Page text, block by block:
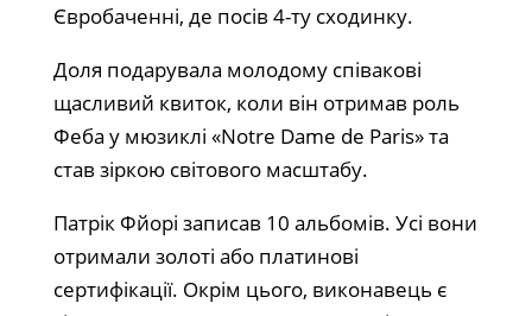
Євробаченні, де посів 4-ту сходинку.​​
Доля подарувала молодому співакові
щасливий квиток, коли він отримав роль ​
Феба у мюзиклі «Notre Dame de Paris» та
став зіркою світового масштабу.​
Патрік Фйорі записав 10 альбомів. Усі вони
отримали золоті або платинові
сертифікації. Окрім цього, виконавець є